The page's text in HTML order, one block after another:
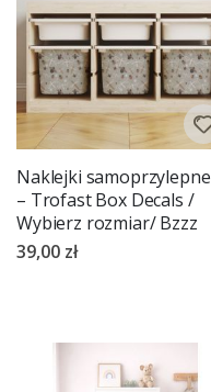
Naklejki samoprzylepne
– Trofast Box Decals /
Wybierz rozmiar/ Bzzz
39,00 zł